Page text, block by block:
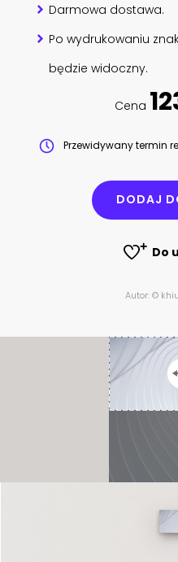
Darmowa dostawa.
Po wydrukowaniu
będzie widoczny.
Cena
Przewidywany termin
DODAJ
Do
Autor: ©